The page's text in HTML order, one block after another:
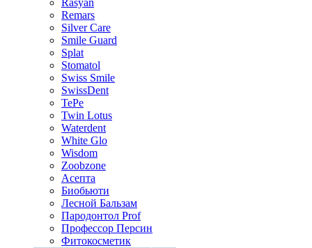
Rasyan
Remars
Silver Care
Smile Guard
Splat
Stomatol
Swiss Smile
SwissDent
TePe
Twin Lotus
Waterdent
White Glo
Wisdom
Zoobzone
Асепта
Биобьюти
Лесной Бальзам
Пародонтол Prof
Профессор Персин
Фитокосметик